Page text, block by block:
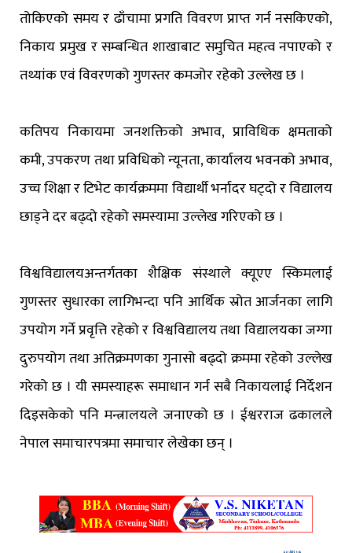
तोकिएको समय र ढाँचामा प्रगति विवरण प्राप्त गर्न नसकिएको,
निकाय प्रमुख र सम्बन्धित शाखाबाट समुचित महत्व नपाएको र
तथ्यांक एवं विवरणको गुणस्तर कमजोर रहेको उल्लेख छ ।
कतिपय निकायमा जनशक्तिको अभाव, प्राविधिक क्षमताको
कमी, उपकरण तथा प्रविधिको न्यूनता, कार्यालय भवनको अभाव,
उच्च शिक्षा र टिभेट कार्यक्रममा विद्यार्थी भर्नादर घट्दो र विद्यालय
छाड्ने दर बढ्दो रहेको समस्यामा उल्लेख गरिएको छ ।
विश्वविद्यालयअन्तर्गतका शैक्षिक संस्थाले क्यूएए स्किमलाई
गुणस्तर सुधारका लागिभन्दा पनि आर्थिक स्रोत आर्जनका लागि
उपयोग गर्ने प्रवृत्ति रहेको र विश्वविद्यालय तथा विद्यालयका जग्गा
दुरुपयोग तथा अतिक्रमणका गुनासो बढ्दो क्रममा रहेको उल्लेख
गरेको छ । यी समस्याहरू समाधान गर्न सबै निकायलाई निर्देशन
दिइसकेको पनि मन्त्रालयले जनाएको छ । ईश्वरराज ढकालले
नेपाल समाचारपत्रमा समाचार लेखेका छन् ।